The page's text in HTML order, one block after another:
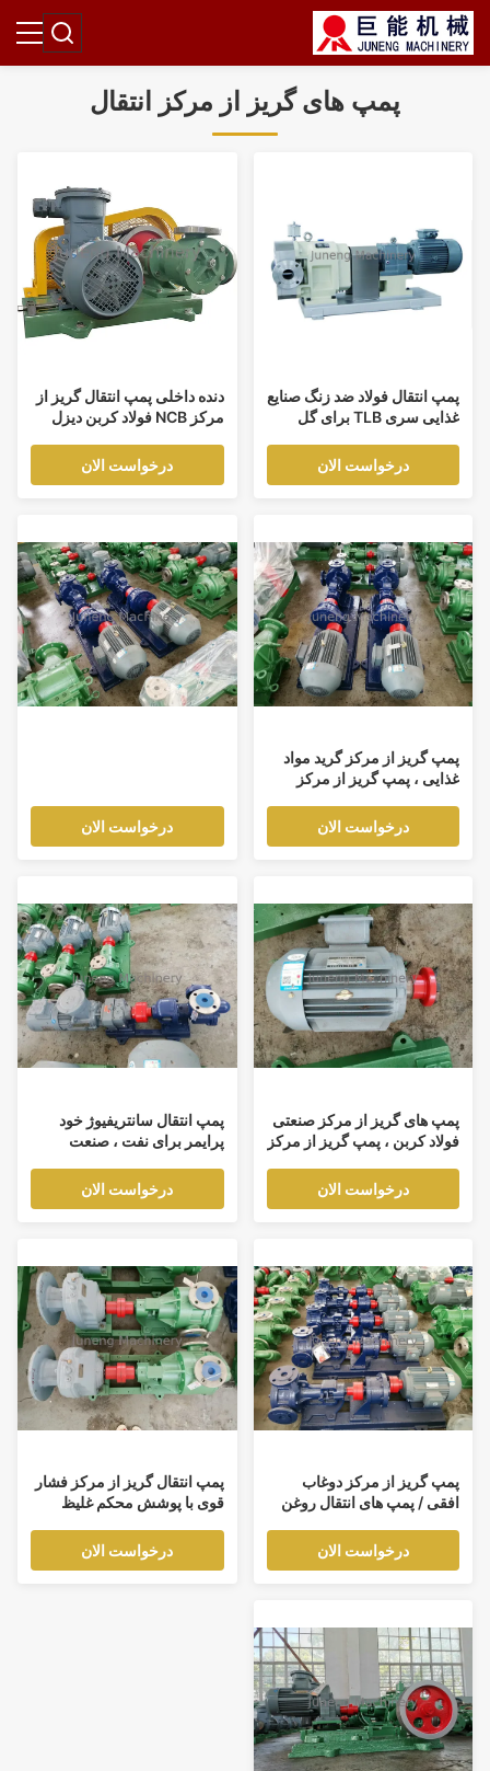
پمپ های گریز از مرکز انتقال
پمپ انتقال فولاد ضد زنگ صنایع
غذایی سری TLB برای گل
درخواست الان
دنده داخلی پمپ انتقال گریز از
مرکز NCB فولاد کربن دیزل
درخواست الان
پمپ گریز از مرکز گرید مواد
غذایی ، پمپ گریز از مرکز
درخواست الان
درخواست الان
پمپ های گریز از مرکز صنعتی
فولاد کربن ، پمپ گریز از مرکز
درخواست الان
پمپ انتقال سانتریفیوژ خود
پرایمر برای نفت ، صنعت
درخواست الان
پمپ گریز از مرکز دوغاب
افقی / پمپ های انتقال روغن
درخواست الان
پمپ انتقال گریز از مرکز فشار
قوی با پوشش محکم غلیظ
درخواست الان